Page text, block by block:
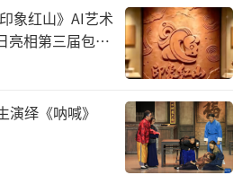
物等中国画种类。
抗疫书法-2020年
象红山》AI艺术
亮相第三届包头
绎《呐喊》